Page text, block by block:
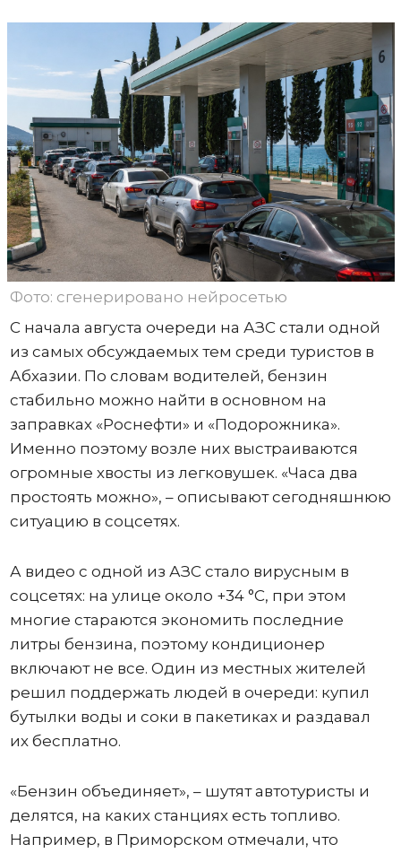
Фото: сгенерировано нейросетью
С начала августа очереди на АЗС стали одной
из самых обсуждаемых тем среди туристов в
Абхазии. По словам водителей, бензин
стабильно можно найти в основном на
заправках «Роснефти» и «Подорожника».
Именно поэтому возле них выстраиваются
огромные хвосты из легковушек. «Часа два
простоять можно», – описывают сегодняшнюю
ситуацию в соцсетях.
А видео с одной из АЗС стало вирусным в
соцсетях: на улице около +34 °C, при этом
многие стараются экономить последние
литры бензина, поэтому кондиционер
включают не все. Один из местных жителей
решил поддержать людей в очереди: купил
бутылки воды и соки в пакетиках и раздавал
их бесплатно.
«Бензин объединяет», – шутят автотуристы и
делятся, на каких станциях есть топливо.
Например, в Приморском отмечали, что